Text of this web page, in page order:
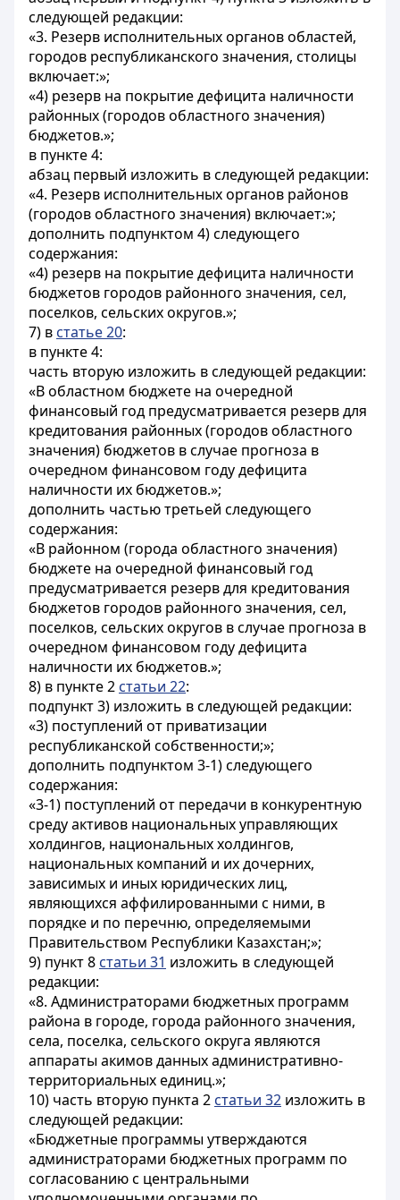
следующей редакции:
«3. Резерв исполнительных органов областей,
городов республиканского значения, столицы
включает:»;
«4) резерв на покрытие дефицита наличности
районных (городов областного значения)
бюджетов.»;
в пункте 4:
абзац первый изложить в следующей редакции:
«4. Резерв исполнительных органов районов
(городов областного значения) включает:»;
дополнить подпунктом 4) следующего
содержания:
«4) резерв на покрытие дефицита наличности
бюджетов городов районного значения, сел,
поселков, сельских округов.»;
7) в статье 20:
в пункте 4:
часть вторую изложить в следующей редакции:
«В областном бюджете на очередной
финансовый год предусматривается резерв для
кредитования районных (городов областного
значения) бюджетов в случае прогноза в
очередном финансовом году дефицита
наличности их бюджетов.»;
дополнить частью третьей следующего
содержания:
«В районном (города областного значения)
бюджете на очередной финансовый год
предусматривается резерв для кредитования
бюджетов городов районного значения, сел,
поселков, сельских округов в случае прогноза в
очередном финансовом году дефицита
наличности их бюджетов.»;
8) в пункте 2 статьи 22:
подпункт 3) изложить в следующей редакции:
«3) поступлений от приватизации
республиканской собственности;»;
дополнить подпунктом 3-1) следующего
содержания:
«3-1) поступлений от передачи в конкурентную
среду активов национальных управляющих
холдингов, национальных холдингов,
национальных компаний и их дочерних,
зависимых и иных юридических лиц,
являющихся аффилированными с ними, в
порядке и по перечню, определяемыми
Правительством Республики Казахстан;»;
9) пункт 8 статьи 31 изложить в следующей
редакции:
«8. Администраторами бюджетных программ
района в городе, города районного значения,
села, поселка, сельского округа являются
аппараты акимов данных административно-
территориальных единиц.»;
10) часть вторую пункта 2 статьи 32 изложить в
следующей редакции:
«Бюджетные программы утверждаются
администраторами бюджетных программ по
согласованию с центральными